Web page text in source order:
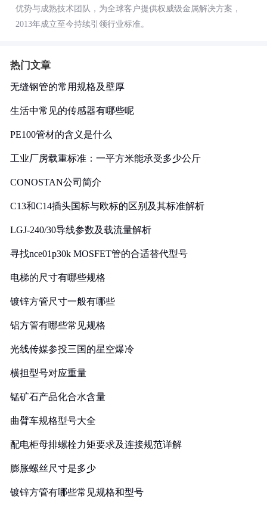
优势与成熟技术团队，为全球客户提供权威级金属解决方案，
2013年成立至今持续引领行业标准。
热门文章
无缝钢管的常用规格及壁厚
生活中常见的传感器有哪些呢
PE100管材的含义是什么
工业厂房载重标准：一平方米能承受多少公斤
CONOSTAN公司简介
C13和C14插头国标与欧标的区别及其标准解析
LGJ-240/30导线参数及载流量解析
寻找nce01p30k MOSFET管的合适替代型号
电梯的尺寸有哪些规格
镀锌方管尺寸一般有哪些
铝方管有哪些常见规格
光线传媒参投三国的星空爆冷
横担型号对应重量
锰矿石产品化合水含量
曲臂车规格型号大全
配电柜母排螺栓力矩要求及连接规范详解
膨胀螺丝尺寸是多少
镀锌方管有哪些常见规格和型号